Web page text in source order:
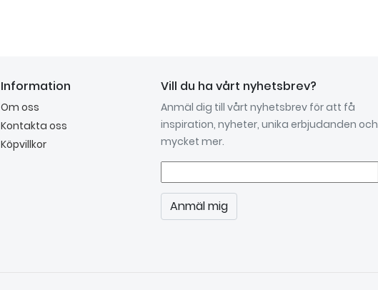
Information
Om oss
Kontakta oss
Köpvillkor
Vill du ha vårt nyhetsbrev?
Anmäl dig till vårt nyhetsbrev för att få
inspiration, nyheter, unika erbjudanden och
mycket mer.
Anmäl mig